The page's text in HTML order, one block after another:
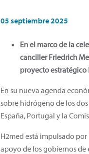
05 septiembre 2025
En el marco de la
canciller Friedrich
proyecto estratégico
En su nueva agenda
sobre hidrógeno de los
España, Portugal y la
H2med está impulsado por
apoyo de los gobiernos de